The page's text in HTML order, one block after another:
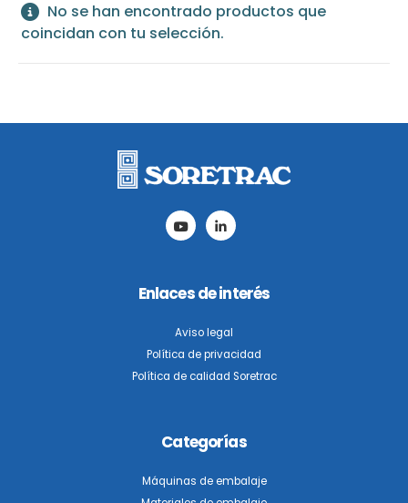
No se han encontrado productos que
coincidan con tu selección.
Enlaces de interés
Aviso legal
Política de privacidad
Política de calidad Soretrac
Categorías
Máquinas de embalaje